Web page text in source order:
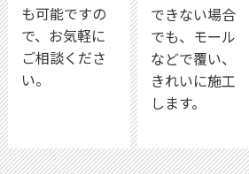
も可能ですの
で、お気軽に
ご相談くださ
い。
できない場合
でも、モール
などで覆い、
きれいに施工
します。